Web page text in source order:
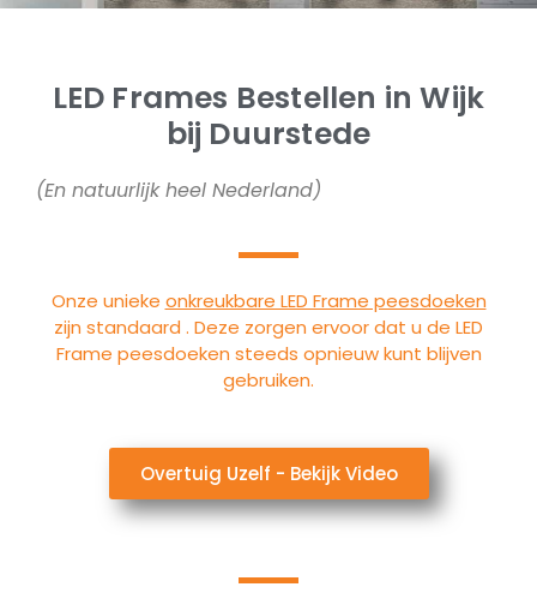
LED Frames Bestellen in Wijk
bij Duurstede
(En natuurlijk heel Nederland)
Onze unieke onkreukbare LED Frame peesdoeken
zijn standaard . Deze zorgen ervoor dat u de LED
Frame peesdoeken steeds opnieuw kunt blijven
gebruiken.
Overtuig Uzelf - Bekijk Video